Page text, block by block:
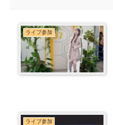
ライブ参加
ライブ参加